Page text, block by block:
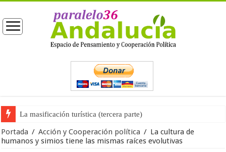
La masificación turística (tercera parte)
La opinión pública ante las próximas elecciones generales
Portada / Acción y Cooperación política / La cultura de
humanos y simios tiene las mismas raíces evolutivas